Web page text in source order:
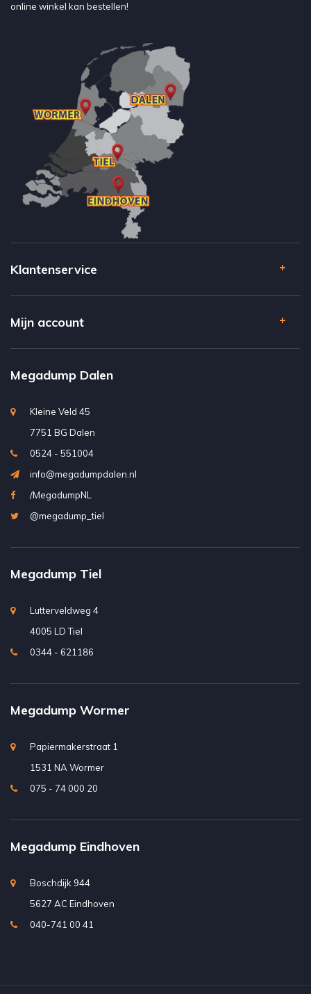
online winkel kan bestellen!
Klantenservice
Mijn account
Megadump Dalen
Kleine Veld 45
7751 BG Dalen
0524 - 551004
info@megadumpdalen.nl
/MegadumpNL
@megadump_tiel
Megadump Tiel
Lutterveldweg 4
4005 LD Tiel
0344 - 621186
Megadump Wormer
Papiermakerstraat 1
1531 NA Wormer
075 - 74 000 20
Megadump Eindhoven
Boschdijk 944
5627 AC Eindhoven
040-741 00 41